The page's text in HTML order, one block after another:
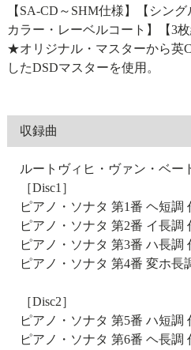
【SA-CD～SHM仕様】【シン
カラー・レーベルコート】【3枚
★オリジナル・マスターから英
したDSDマスターを使用。
収録曲
ルートヴィヒ・ヴァン・ベー
［Disc1］
ピアノ・ソナタ 第1番 ヘ短調
ピアノ・ソナタ 第2番 イ長調
ピアノ・ソナタ 第3番 ハ長調
ピアノ・ソナタ 第4番 変ホ長
［Disc2］
ピアノ・ソナタ 第5番 ハ短調
ピアノ・ソナタ 第6番 ヘ長調